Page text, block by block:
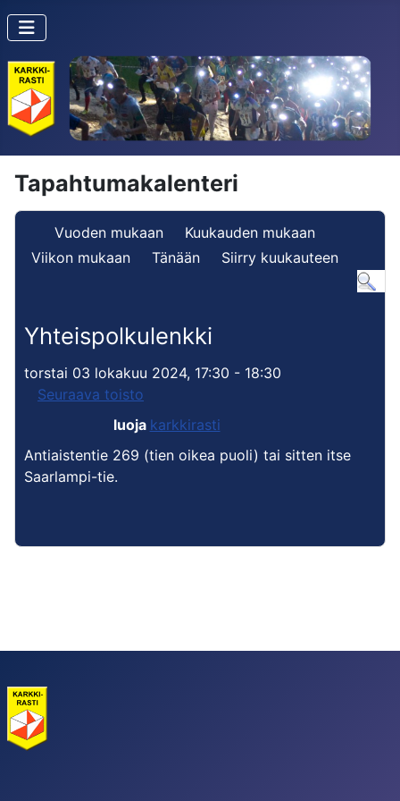
Tapahtumakalenteri
Vuoden mukaan
Kuukauden mukaan
Viikon mukaan
Tänään Siirry kuukauteen
Yhteispolkulenkki
torstai 03 lokakuu 2024, 17:30 - 18:30
Seuraava toisto
luoja karkkirasti
Antiaistentie 269 (tien oikea puoli) tai sitten itse
Saarlampi-tie.